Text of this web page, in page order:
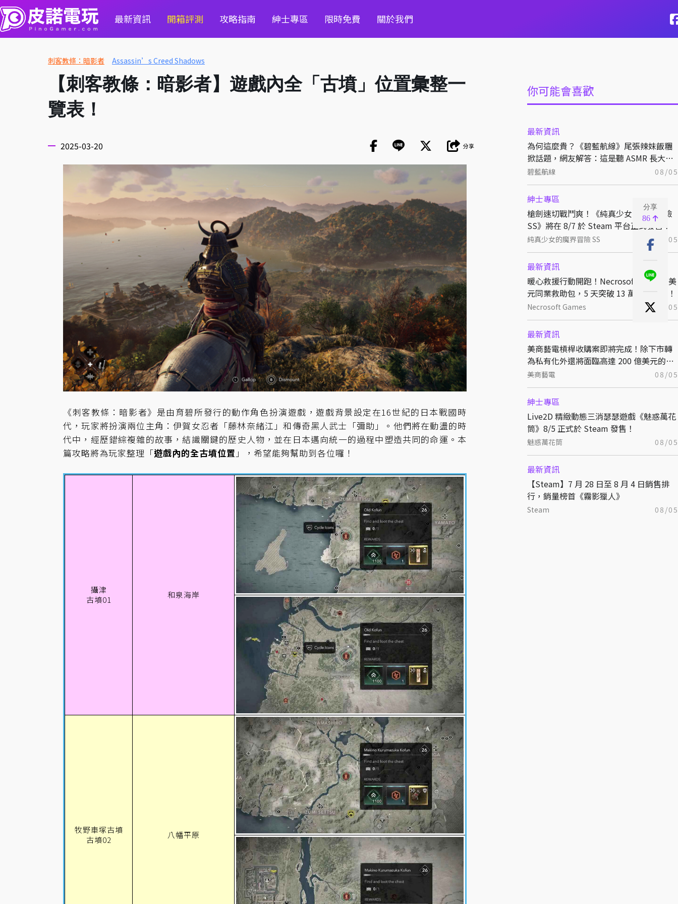
最新資訊 開箱評測 攻略指南 紳士專區 限時免費 關於我們
刺客教條：暗影者 Assassin’s Creed Shadows
你可能會喜歡
最新資訊
為何這麼貴？《碧藍航線》尾張辣妹飯糰
掀話題，網友解答：這是聽 ASMR 長大的
特別稻米
碧藍航線 08/05
紳士專區
槍劍速切戰鬥爽！《純真少女的魔界冒險
SS》將在 8/7 於 Steam 平台正式發售！
純真少女的魔界冒險 SS 08/05
最新資訊
暖心救援行動開跑！Necrosoft 發起 10 美
元同業救助包，5 天突破 13 萬美元募款！
Necrosoft Games 08/05
最新資訊
美商藝電槓桿收購案即將完成！除下市轉
為私有化外還將面臨高達 200 億美元的債
務！
美商藝電 08/05
紳士專區
Live2D 精緻動態三消瑟瑟遊戲《魅惑萬花
筒》8/5 正式於 Steam 發售！
魅惑萬花筒 08/05
最新資訊
【Steam】7 月 28 日至 8 月 4 日銷售排
行，銷量榜首《霧影獵人》
Steam 08/05
分享
86
【刺客教條：暗影者】遊戲內全「古墳」位置彙整一
覽表！
2025-03-20 分享
《刺客教條：暗影者》是由育碧所發行的動作角色扮演遊戲，遊戲背景設定在16世紀的日本戰國時
代，玩家將扮演兩位主角：伊賀女忍者「藤林奈緒江」和傳奇黑人武士「彌助」。​他們將在動盪的時
代中，經歷錯綜複雜的故事，結識關鍵的歷史人物，並在日本邁向統一的過程中塑造共同的命運。本
篇攻略將為玩家整理「遊戲內的全古墳位置 」，希望能夠幫助到各位囉！
攝津
古墳01
和泉海岸
牧野車塚古墳
古墳02
八幡平原